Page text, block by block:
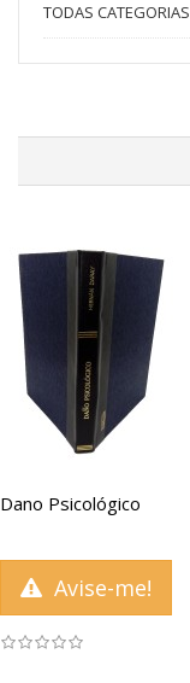
TODAS CATEGORIAS
Dano Psicológico
Avise-me!